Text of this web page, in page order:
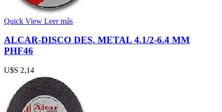
Quick View Leer más
ALCAR-DISCO DES. METAL 4.1/2-6.4 MM
PHF46
U$S 2,14